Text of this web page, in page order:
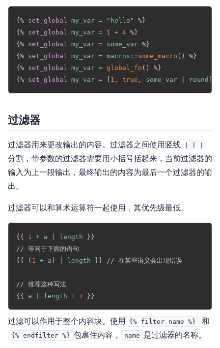
{% set_global my_var = "hello"
%}
{% set_global my_var = 1 + 4 %}
{% set_global my_var = some_var %}
{% set_global my_var = macros : : some_macro ( )
%}
{% set_global my_var = global_fn ( )
%}
{% set_global my_var = [ 1 , true , some_var round ]
过滤器
过滤器用来更改输出的内容。过滤器之间使用竖线（
）
分割，带参数的过滤器需要用小括号括起来，当前过滤器的
输入为上一段输出，最终输出的内容为最后一个过滤器的输
出。
过滤器可以和算术运算符一起使用，其优先级最低。
{{ 1 + a length
}}
{{
( 1 + a ) length }} // 在某些语义会出现错误
{{
a length + 1 }}
过滤可以作用于整个内容块。使用 {% filter name %} 和
{% endfilter %} 包裹住内容， name 是过滤器的名称。